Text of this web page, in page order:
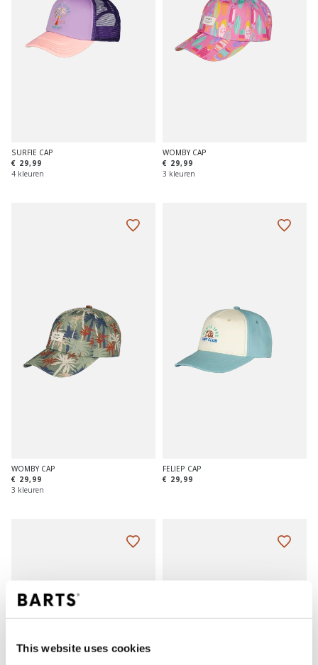
This website uses cookies
SURFIE CAP
€ 29,99
4 kleuren
WOMBY CAP
€ 29,99
3 kleuren
WOMBY CAP
€ 29,99
3 kleuren
FELIEP CAP
€ 29,99